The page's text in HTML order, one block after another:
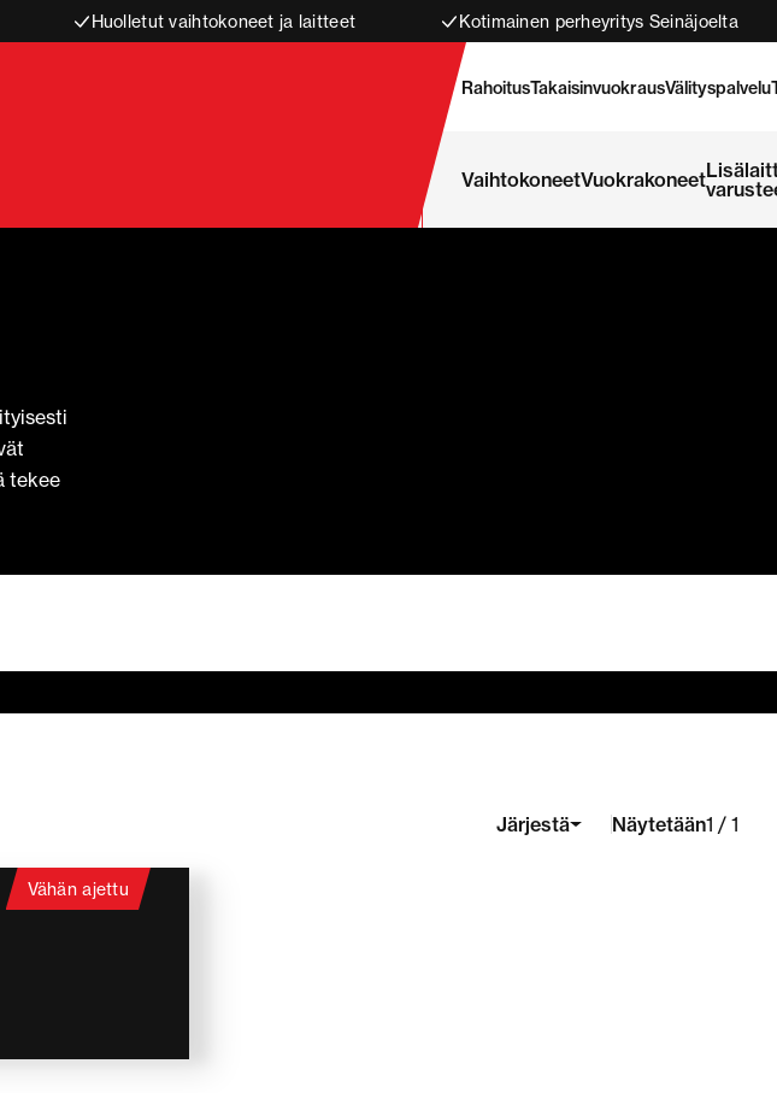
Huolletut vaihtokoneet ja laitteet Kotimainen perheyritys Seinäjoelta
RahoitusTakaisinvuokrausVälityspalvelu
VaihtokoneetVuokrakoneet
tekee
Järjestä Näytetään1 / 1
Vähän ajettu